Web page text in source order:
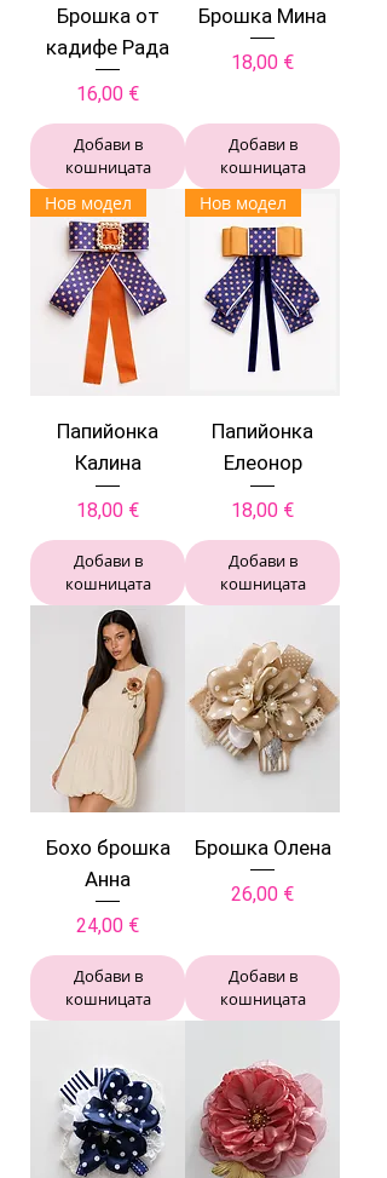
Брошка от
кадифе Рада
Цена
16,00 €
Добави в
кошницата
Брошка Мина
Цена
18,00 €
Добави в
кошницата
Нов модел
Папийонка
Калина
Цена
18,00 €
Добави в
кошницата
Нов модел
Папийонка
Елеонор
Цена
18,00 €
Добави в
кошницата
Бохо брошка
Анна
Цена
24,00 €
Добави в
кошницата
Брошка Олена
Цена
26,00 €
Добави в
кошницата